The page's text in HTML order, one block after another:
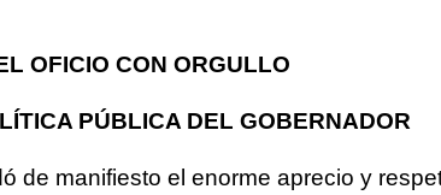
OFICIO CON ORGULLO
PÚBLICA DEL GOBERNADOR
de manifiesto el enorme aprecio y